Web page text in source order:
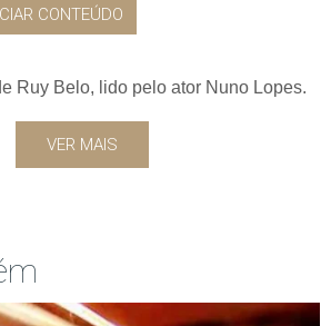
CONTEÚDO
Ruy Belo, lido pelo ator Nuno Lopes.
VER MAIS